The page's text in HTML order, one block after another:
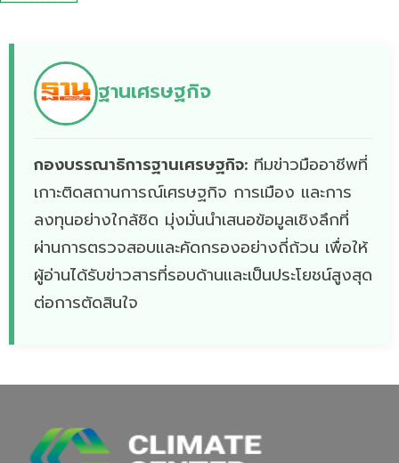
ฐานเศรษฐกิจ
กองบรรณาธิการฐานเศรษฐกิจ: ทีมข่าวมืออาชีพที่
เกาะติดสถานการณ์เศรษฐกิจ การเมือง และการ
ลงทุนอย่างใกล้ชิด มุ่งมั่นนำเสนอข้อมูลเชิงลึกที่
ผ่านการตรวจสอบและคัดกรองอย่างถี่ถ้วน เพื่อให้
ผู้อ่านได้รับข่าวสารที่รอบด้านและเป็นประโยชน์สูงสุด
ต่อการตัดสินใจ